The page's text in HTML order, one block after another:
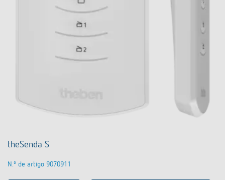
theSenda S
N.º de artigo 9070911